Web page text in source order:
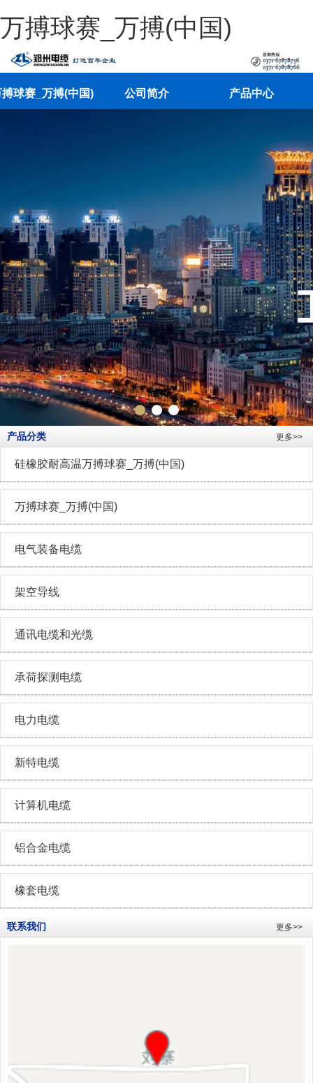
万搏球赛_万搏(中国)
球赛_万搏(中国) 公司简介 产品中心
产品分类 更多>>
硅橡胶耐高温万搏球赛_万搏(中国)
万搏球赛_万搏(中国)
电气装备电缆
架空导线
通讯电缆和光缆
承荷探测电缆
电力电缆
新特电缆
计算机电缆
铝合金电缆
橡套电缆
联系我们 更多>>